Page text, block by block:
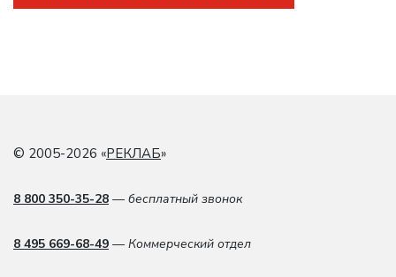
© 2005-2026 «РЕКЛАБ»
8 800 350-35-28 — бесплатный звонок
8 495 669-68-49 — Коммерческий отдел